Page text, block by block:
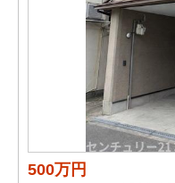
500万円